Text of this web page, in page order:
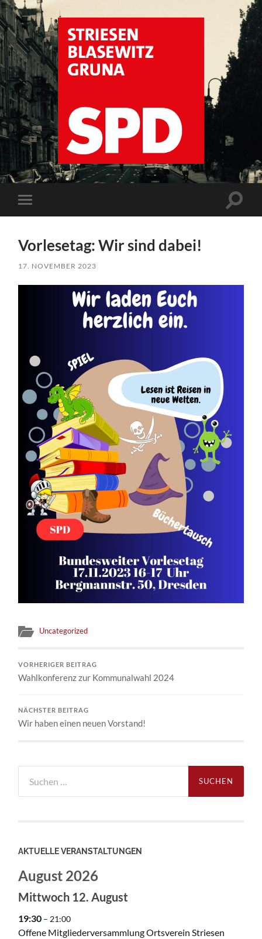
SPD
Dresden
Striesen
Mobile-
Menü
Vorlesetag: Wir sind dabei!
17. NOVEMBER 2023
Uncategorized
VORHERIGER BEITRAG
Wahlkonferenz zur Kommunalwahl 2024
NÄCHSTER BEITRAG
Wir haben einen neuen Vorstand!
nach:
AKTUELLE VERANSTALTUNGEN
August 2026
Mittwoch 12. August
19:30 – 21:00
Offene Mitgliederversammlung Ortsverein Striesen